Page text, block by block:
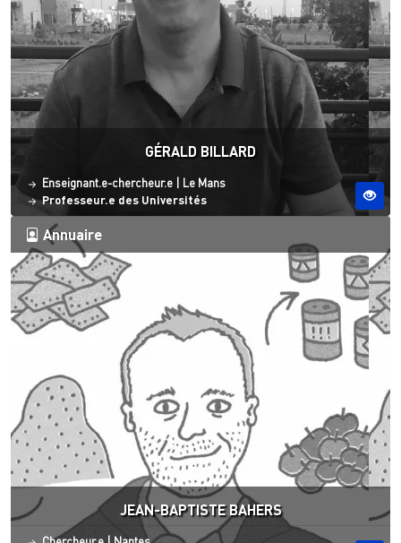
GÉRALD BILLARD
Statut
Enseignant.e-chercheur.e Site ESO
Le Mans
Professeur.e des Universités
Annuaire
JEAN-BAPTISTE BAHERS